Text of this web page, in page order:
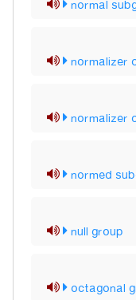
normal
normalizer
normalizer
normed
null group
octagonal